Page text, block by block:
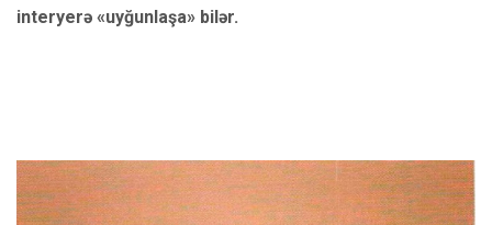
interyerə «uyğunlaşa» bilər.